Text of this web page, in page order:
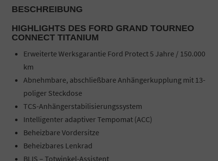
BESCHREIBUNG
HIGHLIGHTS DES FORD GRAND TOURNEO
CONNECT TITANIUM
Erweiterte Werksgarantie Ford Protect 5 Jahre / 150.000
km
Abnehmbare, abschließbare Anhängerkupplung mit 13-
poliger Steckdose
TCS-Anhängerstabilisierungssystem
Intelligenter adaptiver Tempomat (ACC)
Beheizbare Vordersitze
Beheizbares Lenkrad
BLIS – Totwinkel-Assistent